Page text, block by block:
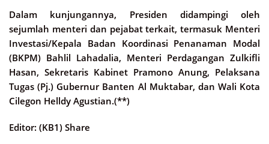
Dalam kunjungannya, Presiden didampingi oleh
sejumlah menteri dan pejabat terkait, termasuk Menteri
Investasi/Kepala Badan Koordinasi Penanaman Modal
(BKPM) Bahlil Lahadalia, Menteri Perdagangan Zulkifli
Hasan, Sekretaris Kabinet Pramono Anung, Pelaksana
Tugas (Pj.) Gubernur Banten Al Muktabar, dan Wali Kota
Cilegon Helldy Agustian.(**)
Editor: (KB1) Share